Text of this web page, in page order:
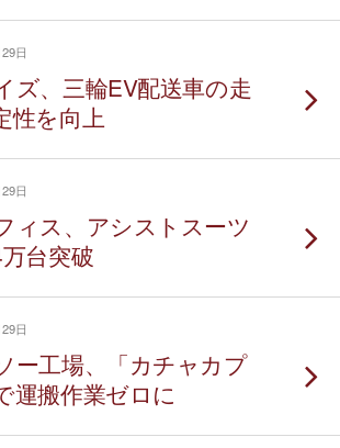
日
ズ、三輪EV配送車の走
性を向上
日
ィス、アシストスーツ
台突破
日
ー工場、「カチャカプ
運搬作業ゼロに